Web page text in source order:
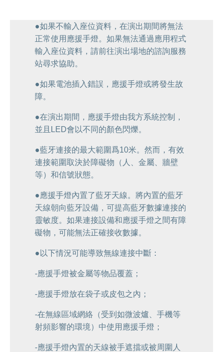
●如果不輸入座位資料，在演出期間將無法
正常使用應援手燈。如果無法通過應用程式
輸入座位資料，請前往演出場地的諮詢服務
站尋求協助。
●如果電池插入錯誤，應援手燈或將發生故
障。
●在演出期間，應援手燈由我方系統控制，
並且LED會以不同的顏色閃爍。
●藍牙連接的最大範圍爲10米。然而，有效
連接範圍取決於障礙物（人、金屬、牆壁
等）和信號狀態。
●應援手燈內置了藍牙天線。將內置的藍牙
天線朝向藍牙設備，可提高藍牙數據連接的
靈敏度。如果連接設備和應援手燈之間有障
礙物，可能無法正確接收數據。
●以下情況可能導致無線連接中斷：
-應援手燈被金屬等物品覆蓋；
-應援手燈放在袋子或皮包之內；
-在無線區域網絡（受到如微波爐、手機等
射頻影響的環境）中使用應援手燈；
-應援手燈內置的天線被手遮擋或被周圍人